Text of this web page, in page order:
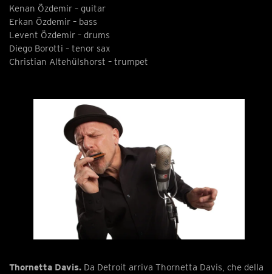
Kenan Özdemir – guitar
Erkan Özdemir – bass
Levent Özdemir – drums
Diego Borotti – tenor sax
Christian Altehülshorst – trumpet
Thornetta Davis. Da Detroit arriva Thornetta Davis, che della